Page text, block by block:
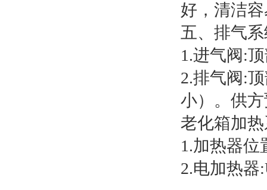
好，清洁
五、排气
1.进气阀:
2.排气阀:
小）。供
老化箱加
1.加热器位
2.电加热器